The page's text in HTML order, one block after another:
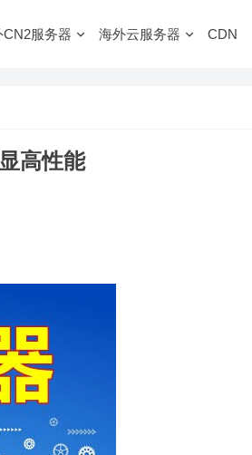
CN2服务器 海外云服务器 CDN
高性能